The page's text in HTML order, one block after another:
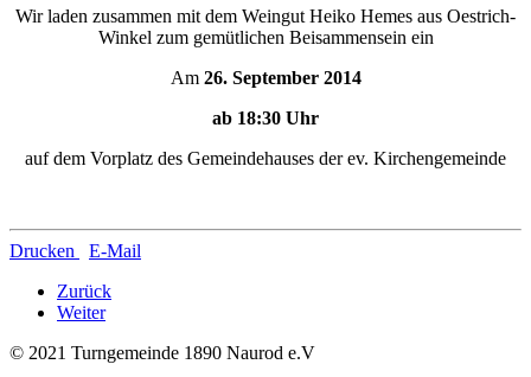
Wir laden zusammen mit dem Weingut Heiko Hemes aus Oestrich-
Winkel zum gemütlichen Beisammensein ein
Am 26. September 2014
ab 18:30 Uhr
auf dem Vorplatz des Gemeindehauses der ev. Kirchengemeinde
Drucken
E-Mail
Zurück
Weiter
© 2021 Turngemeinde 1890 Naurod e.V